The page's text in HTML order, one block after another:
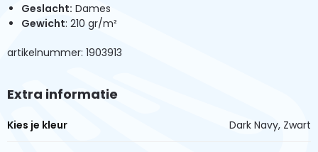
Geslacht: Dames
Gewicht: 210 gr/m²
artikelnummer: 1903913
Extra informatie
Kies je kleur Dark Navy, Zwart